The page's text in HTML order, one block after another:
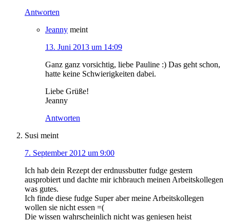
Antworten
Jeanny meint
13. Juni 2013 um 14:09
Ganz ganz vorsichtig, liebe Pauline :) Das geht schon,
hatte keine Schwierigkeiten dabei.
Liebe Grüße!
Jeanny
Antworten
Susi meint
7. September 2012 um 9:00
Ich hab dein Rezept der erdnussbutter fudge gestern
ausprobiert und dachte mir ichbrauch meinen Arbeitskollegen
was gutes.
Ich finde diese fudge Super aber meine Arbeitskollegen
wollen sie nicht essen =(
Die wissen wahrscheinlich nicht was geniesen heist